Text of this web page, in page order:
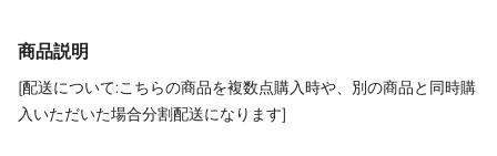
商品説明
[配送について:こちらの商品を複数点購入時や、別の商品と同時購
入いただいた場合分割配送になります]